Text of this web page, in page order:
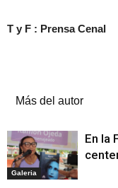
T y F : Prensa Cenal
Más del autor
Galeria
En la